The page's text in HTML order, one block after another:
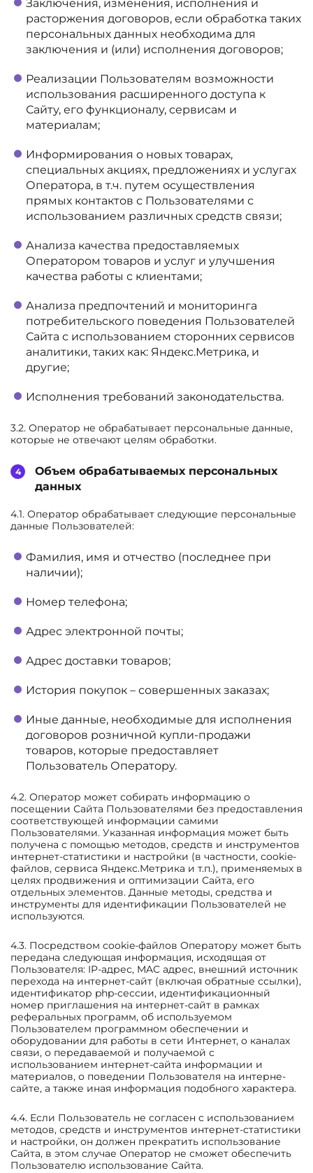
Заключения, изменения, исполнения и
расторжения договоров, если обработка таких
персональных данных необходима для
заключения и (или) исполнения договоров;
Реализации Пользователям возможности
использования расширенного доступа к
Сайту, его функционалу, сервисам и
материалам;
Информирования о новых товарах,
специальных акциях, предложениях и услугах
Оператора, в т.ч. путем осуществления
прямых контактов с Пользователями с
использованием различных средств связи;
Анализа качества предоставляемых
Оператором товаров и услуг и улучшения
качества работы с клиентами;
Анализа предпочтений и мониторинга
потребительского поведения Пользователей
Сайта с использованием сторонних сервисов
аналитики, таких как: Яндекс.Метрика, и
другие;
Исполнения требований законодательства.
3.2. Оператор не обрабатывает персональные данные,
которые не отвечают целям обработки.
Объем обрабатываемых персональных
данных
4.1. Оператор обрабатывает следующие персональные
данные Пользователей:
Фамилия, имя и отчество (последнее при
наличии);
Номер телефона;
Адрес электронной почты;
Адрес доставки товаров;
История покупок – совершенных заказах;
Иные данные, необходимые для исполнения
договоров розничной купли-продажи
товаров, которые предоставляет
Пользователь Оператору.
4.2. Оператор может собирать информацию о
посещении Сайта Пользователями без предоставления
соответствующей информации самими
Пользователями. Указанная информация может быть
получена с помощью методов, средств и инструментов
интернет-статистики и настройки (в частности, сookie-
файлов, сервиса Яндекс.Метрика и т.п.), применяемых в
целях продвижения и оптимизации Сайта, его
отдельных элементов. Данные методы, средства и
инструменты для идентификации Пользователей не
используются.
4.3. Посредством сookie-файлов Оператору может быть
передана следующая информация, исходящая от
Пользователя: IP-адрес, MAC адрес, внешний источник
перехода на интернет-сайт (включая обратные ссылки),
идентификатор php-сессии, идентификационный
номер приглашения на интернет-сайт в рамках
реферальных программ, об используемом
Пользователем программном обеспечении и
оборудовании для работы в сети Интернет, о каналах
связи, о передаваемой и получаемой с
использованием интернет-сайта информации и
материалов, о поведении Пользователя на интерне-
сайте, а также иная информация подобного характера.
4.4. Если Пользователь не согласен с использованием
методов, средств и инструментов интернет-статистики
и настройки, он должен прекратить использование
Сайта, в этом случае Оператор не сможет обеспечить
Пользователю использование Сайта.